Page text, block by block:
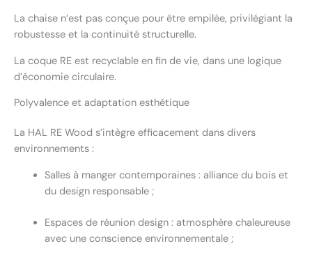
La chaise n’est pas conçue pour être empilée, privilégiant la
robustesse et la continuité structurelle.
La coque RE est recyclable en fin de vie, dans une logique
d’économie circulaire.
Polyvalence et adaptation esthétique
La HAL RE Wood s’intègre efficacement dans divers
environnements :
Salles à manger contemporaines : alliance du bois et
du design responsable ;
Espaces de réunion design : atmosphère chaleureuse
avec une conscience environnementale ;